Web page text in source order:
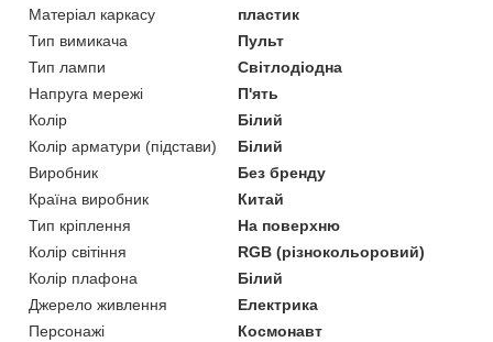
Матеріал каркасу
пластик
Тип вимикача
Пульт
Тип лампи
Світлодіодна
Напруга мережі
П'ять
Колір
Білий
Колір арматури (підстави)
Білий
Виробник
Без бренду
Країна виробник
Китай
Тип кріплення
На поверхню
Колір світіння
RGB (різнокольоровий)
Колір плафона
Білий
Джерело живлення
Електрика
Персонажі
Космонавт